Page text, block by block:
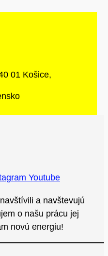
01 Košice,
Youtube
a navštevujú
o našu prácu jej
novú energiu!